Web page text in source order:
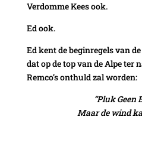
Verdomme Kees ook.
Ed ook.
Ed kent de beginregels van
dat op de top van de Alpe ter
Remco’s onthuld zal worden:
“Pluk Geen
Maar de wind